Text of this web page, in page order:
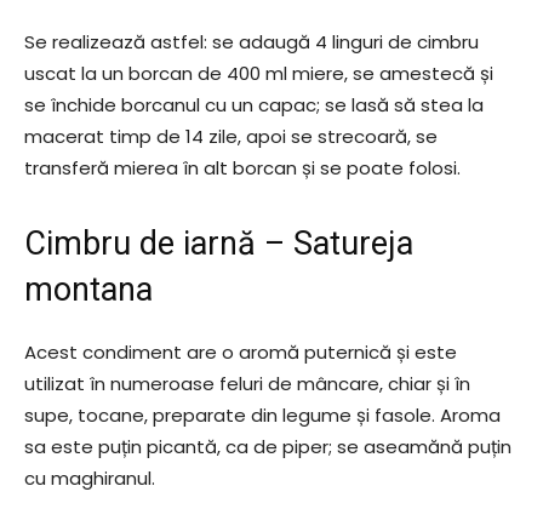
Se realizează astfel: se adaugă 4 linguri de cimbru
uscat la un borcan de 400 ml miere, se amestecă și
se închide borcanul cu un capac; se lasă să stea la
macerat timp de 14 zile, apoi se strecoară, se
transferă mierea în alt borcan și se poate folosi.
Cimbru de iarnă – Satureja
montana
Acest condiment are o aromă puternică și este
utilizat în numeroase feluri de mâncare, chiar și în
supe, tocane, preparate din legume și fasole. Aroma
sa este puțin picantă, ca de piper; se aseamănă puțin
cu maghiranul.